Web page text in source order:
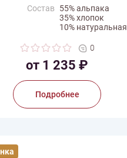
от 1 235 ₽
Состав
55% альпака
35% хлопок
10% натуральная
Вес мотка 50 г
Длина нити 110 м
Производитель Schulana
0
Подробнее